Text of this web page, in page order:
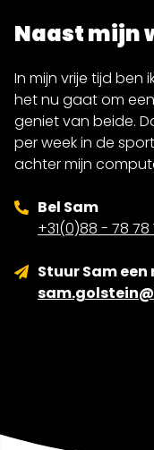
Naast mijn
In mijn vrije tijd ben
het nu gaat om
geniet van beide.
per week in de
achter mijn
Bel Sam
+31(0)88 - 78 78
Stuur Sam